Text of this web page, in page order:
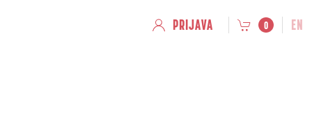
PRIJAVA 0 EN